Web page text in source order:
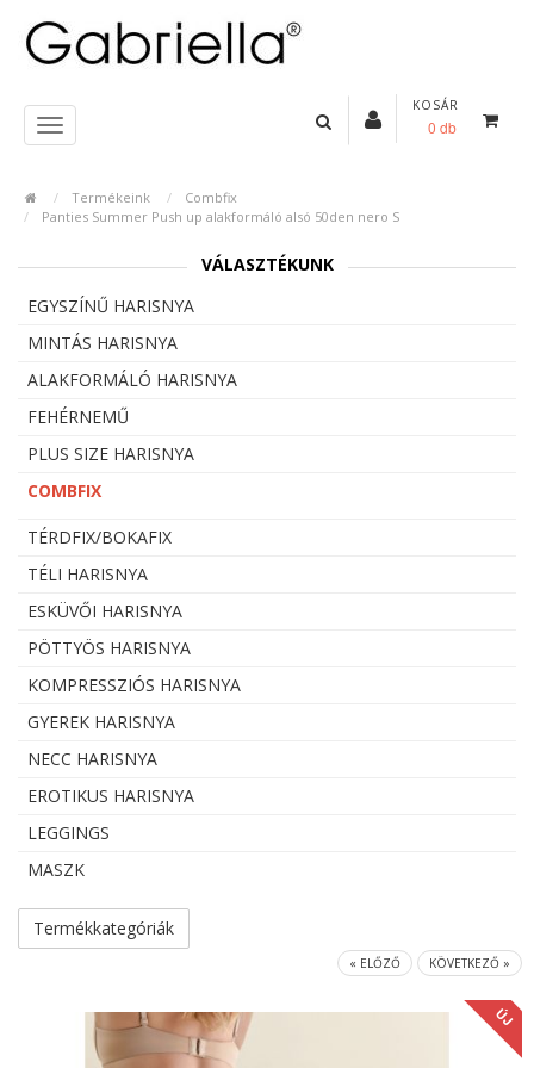
KOSÁR
0 db
Termékeink
Combfix
Panties Summer Push up alakformáló alsó 50den nero S
VÁLASZTÉKUNK
EGYSZÍNŰ HARISNYA
MINTÁS HARISNYA
ALAKFORMÁLÓ HARISNYA
FEHÉRNEMŰ
PLUS SIZE HARISNYA
COMBFIX
TÉRDFIX/BOKAFIX
TÉLI HARISNYA
ESKÜVŐI HARISNYA
PÖTTYÖS HARISNYA
KOMPRESSZIÓS HARISNYA
GYEREK HARISNYA
NECC HARISNYA
EROTIKUS HARISNYA
LEGGINGS
MASZK
Termékkategóriák
« ELŐZŐ KÖVETKEZŐ »
ÚJ